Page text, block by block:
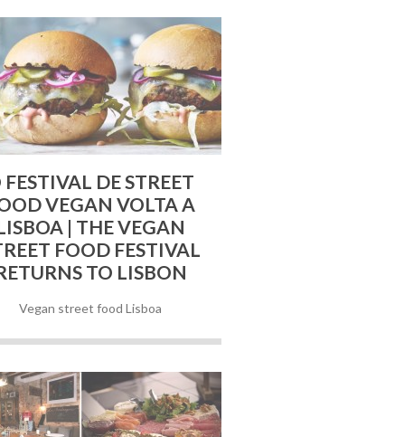
FESTIVAL DE STREET
VEGAN VOLTA A
| THE VEGAN
FOOD FESTIVAL
TO LISBON
Vegan street food Lisboa